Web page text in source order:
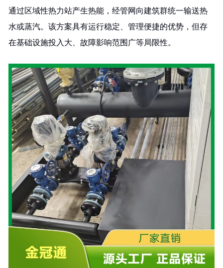
通过区域性热力站产生热能，经管网向建筑群统一输送热
水或蒸汽。该方案具有运行稳定、管理便捷的优势，但存
在基础设施投入大、故障影响范围广等局限性。